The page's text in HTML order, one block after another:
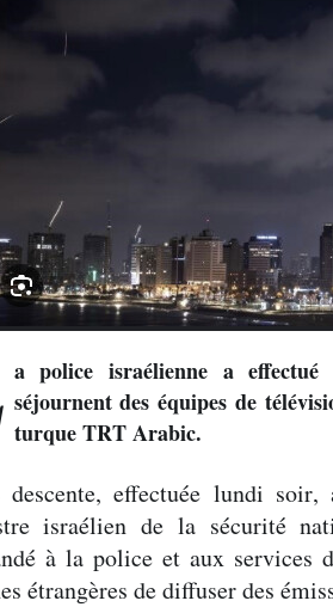
a police israélienne a
séjournent des équipes de
turque TRT Arabic.
descente, effectuée lundi
israélien de la sécurité
à la police et aux services
étrangères de diffuser des